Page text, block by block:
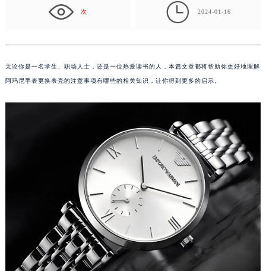
次  2024-01-16
无论你是一名学生、职场人士，还是一位热爱读书的人，本篇文章都将帮助你更好地理解
阿玛尼手表更换表壳的注意事项有哪些的相关知识，让你得到更多的启示。